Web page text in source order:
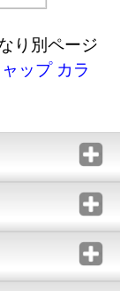
り別ページ
ップ カラ